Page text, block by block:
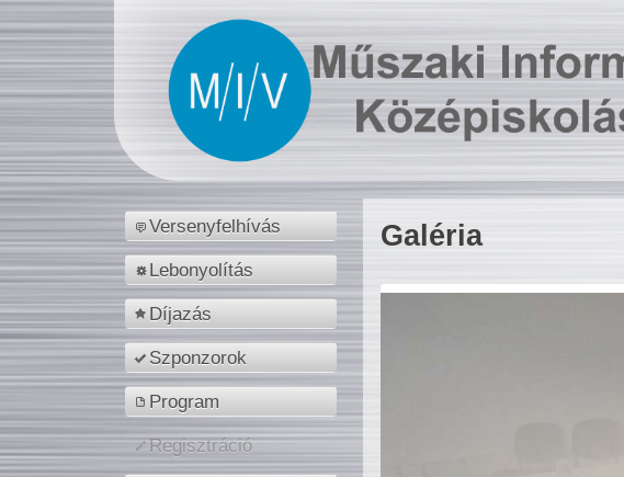
Versenyfelhívás
Lebonyolítás
Díjazás
Szponzorok
Program
Regisztráció
Galéria